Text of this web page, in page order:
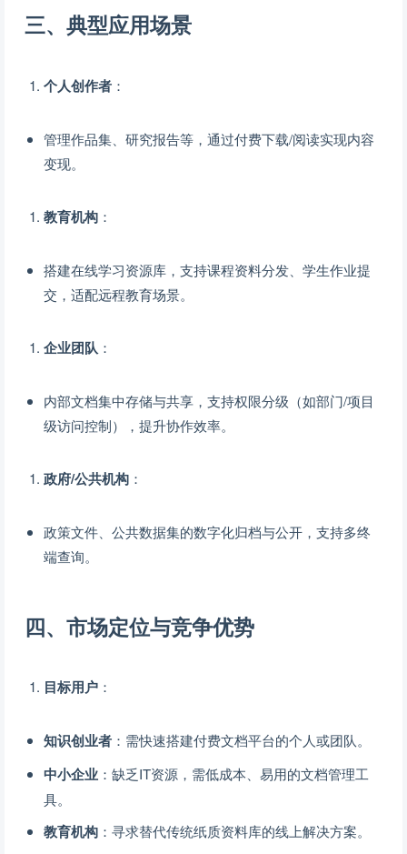
三、典型应用场景
个人创作者 ：
管理作品集、研究报告等，通过付费下载/阅读实现内容
变现。
教育机构 ：
搭建在线学习资源库，支持课程资料分发、学生作业提
交，适配远程教育场景。
企业团队 ：
内部文档集中存储与共享，支持权限分级（如部门/项目
级访问控制），提升协作效率。
政府/公共机构 ：
政策文件、公共数据集的数字化归档与公开，支持多终
端查询。
四、市场定位与竞争优势
目标用户 ：
知识创业者 ：需快速搭建付费文档平台的个人或团队。
中小企业 ：缺乏IT资源，需低成本、易用的文档管理工
具。
教育机构 ：寻求替代传统纸质资料库的线上解决方案。